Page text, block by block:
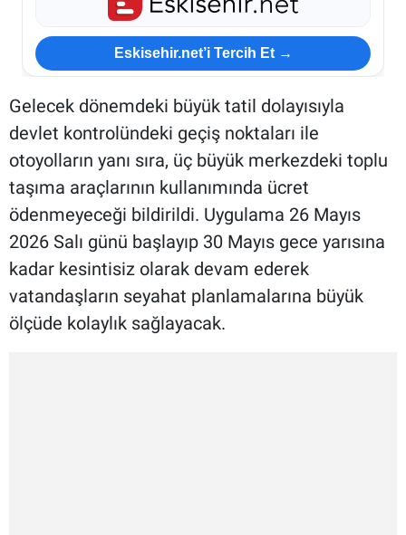
Eskisehir.net’i Tercih Et →
Gelecek dönemdeki büyük tatil dolayısıyla
devlet kontrolündeki geçiş noktaları ile
otoyolların yanı sıra, üç büyük merkezdeki toplu
taşıma araçlarının kullanımında ücret
ödenmeyeceği bildirildi. Uygulama 26 Mayıs
2026 Salı günü başlayıp 30 Mayıs gece yarısına
kadar kesintisiz olarak devam ederek
vatandaşların seyahat planlamalarına büyük
ölçüde kolaylık sağlayacak.